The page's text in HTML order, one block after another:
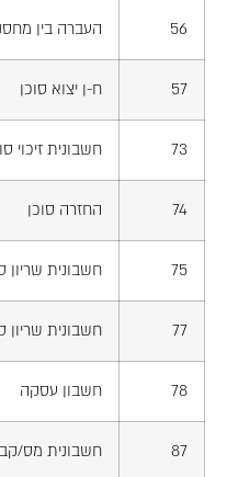
56 העברה בין
57 ח-ן יצוא סוכן
73 חשבונית זיכוי
74 החזרה סוכן
75 חשבונית שריון
77 חשבונית שריון
78 חשבון עסקה
87 חשבונית מס/